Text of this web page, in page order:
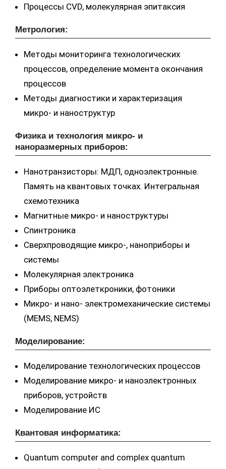
Процессы CVD, молекулярная эпитаксия
Метрология:
Методы мониторинга технологических
процессов, определение момента окончания
процессов
Методы диагностики и характеризация
микро- и наноструктур
Физика и технология микро- и
наноразмерных приборов:
Нанотранзисторы: МДП, одноэлектронные.
Память на квантовых точках. Интегральная
схемотехника
Магнитные микро- и наноструктуры
Спинтроника
Сверхпроводящие микро-, наноприборы и
системы
Молекулярная электроника
Приборы оптоэлеткроники, фотоники
Микро- и нано- электромеханические системы
(MEMS, NEMS)
Моделирование:
Моделирование технологических процессов
Моделирование микро- и наноэлектронных
приборов, устройств
Моделирование ИС
Квантовая информатика:
Quantum computer and complex quantum